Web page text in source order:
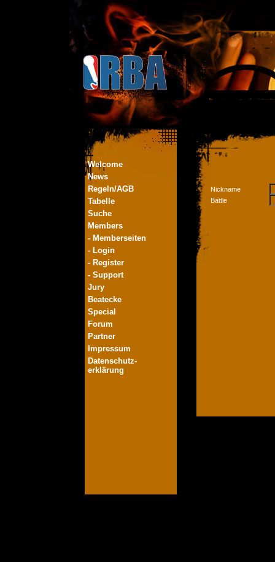
Welcome
News
Regeln/AGB
Tabelle
Suche
Members
- Memberseiten
- Login
- Register
- Support
Jury
Beatecke
Special
Forum
Partner
Impressum
Datenschutz-
erklärung
Nickname
Battle